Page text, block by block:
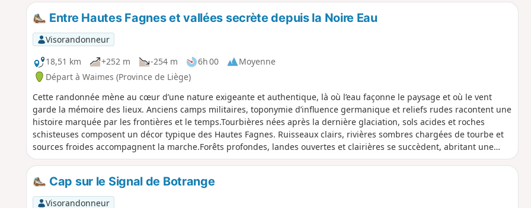
Entre Hautes Fagnes et vallées secrète depuis la Noire Eau
Visorandonneur
18,51 km
+252 m -254 m 6h 00
Moyenne
Départ à Waimes (Province de Liège)
Cette randonnée mène au cœur d’une nature exigeante et authentique, là où l’eau façonne le paysage et où le vent
garde la mémoire des lieux. Anciens camps militaires, toponymie d’influence germanique et reliefs rudes racontent une
histoire marquée par les frontières et le temps.Tourbières nées après la dernière glaciation, sols acides et roches
schisteuses composent un décor typique des Hautes Fagnes. Ruisseaux clairs, rivières sombres chargées de tourbe et
sources froides accompagnent la marche.Forêts profondes, landes ouvertes et clairières se succèdent, abritant une
faune discrète et une flore spécialisée. Une randonnée à la fois sauvage et apaisante, idéale pour célébrer un moment
Cap sur le Signal de Botrange
Visorandonneur